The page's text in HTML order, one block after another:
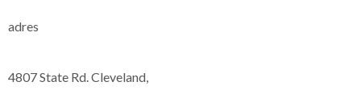
adres
4807 State Rd. Cleveland,